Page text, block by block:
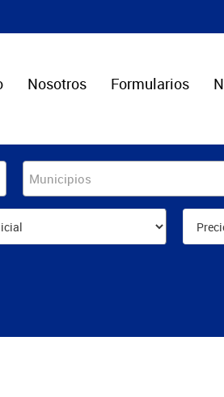
Nosotros Formularios
Municipios